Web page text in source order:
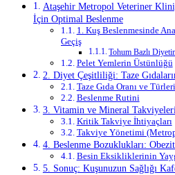
Ataşehir Metropol Veteriner
İçin Optimal Beslenme
1. Kuş Beslenmesinde
Geçiş
Tohum Bazlı
Pelet Yemlerin Üstünlüğü
2. Diyet Çeşitliliği: Taze
Taze Gıda Oranı ve Türleri
Beslenme Rutini
3. Vitamin ve Mineral
Kritik Takviye İhtiyaçları
Takviye Yönetimi
4. Beslenme Bozuklukları:
Besin Eksikliklerinin
5. Sonuç: Kuşunuzun Sağlığı